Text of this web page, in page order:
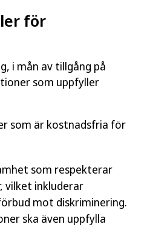
för
i mån av tillgång på
som uppfyller
som är kostnadsfria för
som respekterar
vilket inkluderar
mot diskriminering.
ska även uppfylla